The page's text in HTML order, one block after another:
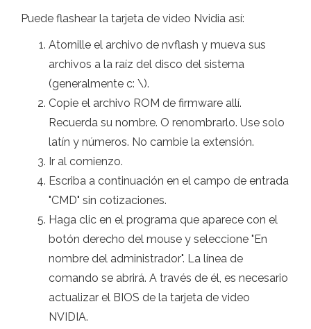
Puede flashear la tarjeta de video Nvidia así:
Atornille el archivo de nvflash y mueva sus
archivos a la raíz del disco del sistema
(generalmente c: \).
Copie el archivo ROM de firmware allí.
Recuerda su nombre. O renombrarlo. Use solo
latín y números. No cambie la extensión.
Ir al comienzo.
Escriba a continuación en el campo de entrada
"CMD" sin cotizaciones.
Haga clic en el programa que aparece con el
botón derecho del mouse y seleccione "En
nombre del administrador". La línea de
comando se abrirá. A través de él, es necesario
actualizar el BIOS de la tarjeta de video
NVIDIA.